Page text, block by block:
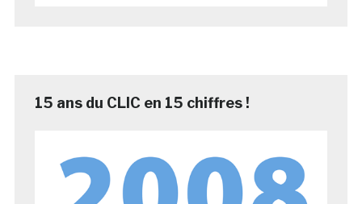
15 ans du CLIC en 15 chiffres !